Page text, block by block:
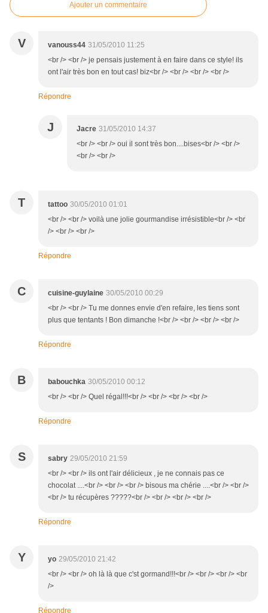
Ajouter un commentaire
V vanouss44 31/05/2010 11:25
<br /> <br /> je pensais justement à en faire dans ce style! ils
ont l'air très bon en tout cas! biz<br /> <br /> <br /> <br />
Répondre
J Jacre 31/05/2010 14:37
<br /> <br /> oui il sont très bon....bises<br /> <br />
<br /> <br />
T tattoo 30/05/2010 01:01
<br /> <br /> voilà une jolie gourmandise irrésistible<br /> <br
/> <br /> <br />
Répondre
C cuisine-guylaine 30/05/2010 00:29
<br /> <br /> Tu me donnes envie d'en refaire, les tiens sont
plus que tentants ! Bon dimanche !<br /> <br /> <br /> <br />
Répondre
B babouchka 30/05/2010 00:12
<br /> <br /> Quel régal!!!<br /> <br /> <br /> <br />
Répondre
S sabry 29/05/2010 21:59
<br /> <br /> ils ont l'air délicieux , je ne connais pas ce
chocolat ....<br /> <br /> <br /> bisous ma chérie ....<br /> <br />
<br /> tu récupères ?????<br /> <br /> <br /> <br />
Répondre
Y yo 29/05/2010 21:42
<br /> <br /> oh là là que c'st gormand!!!<br /> <br /> <br /> <br
/>
Répondre